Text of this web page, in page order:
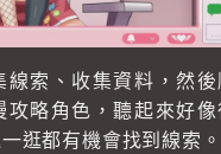
線索、收集資料，然
略角色，聽起來好像
逛都有機會找到線索。